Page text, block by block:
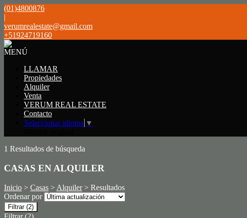
(01)4800876
|
verumrealestate@gmail.com
+51924719160
MENÚ
LLAMAR
Propiedades
Alquiler
Venta
VERUM REAL ESTATE
Contacto
Seleccionar idioma ▼
1 Resultados de búsqueda
CASAS EN ALQUILER
Inicio > Casas > Alquiler> Resultados
Ordenar por
Filtrar (2)
Filtrar (2)